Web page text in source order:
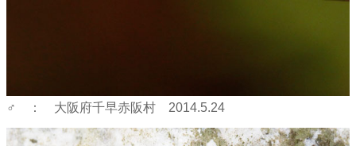
♂ ： 大阪府千早赤阪村 2014.5.24